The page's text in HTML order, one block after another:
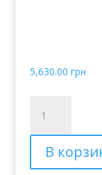
5,630.00 грн
товара
вода
Ramon
В